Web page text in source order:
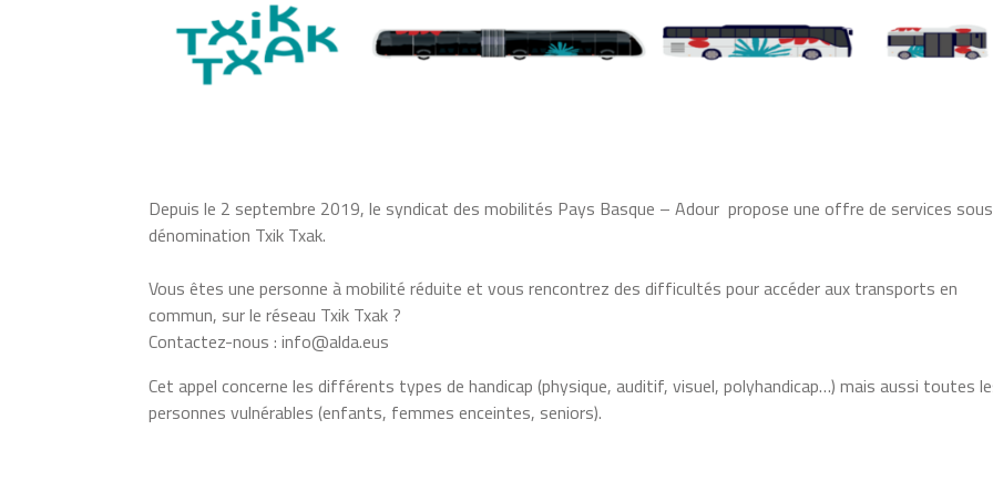
Depuis le 2 septembre 2019, le syndicat des mobilités Pays Basque – Adour propose une offre de services
dénomination Txik Txak.
Vous êtes une personne à mobilité réduite et vous rencontrez des difficultés pour accéder aux transports en
commun, sur le réseau Txik Txak ?
Contactez-nous : info@alda.eus
Cet appel concerne les différents types de handicap (physique, auditif, visuel, polyhandicap…) mais aussi toutes
personnes vulnérables (enfants, femmes enceintes, seniors).